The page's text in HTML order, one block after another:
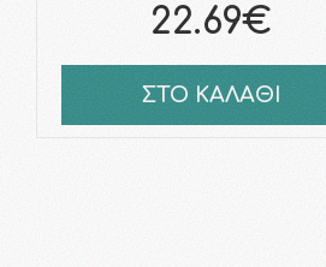
22.69€
ΣΤΟ ΚΑΛΑΘΙ